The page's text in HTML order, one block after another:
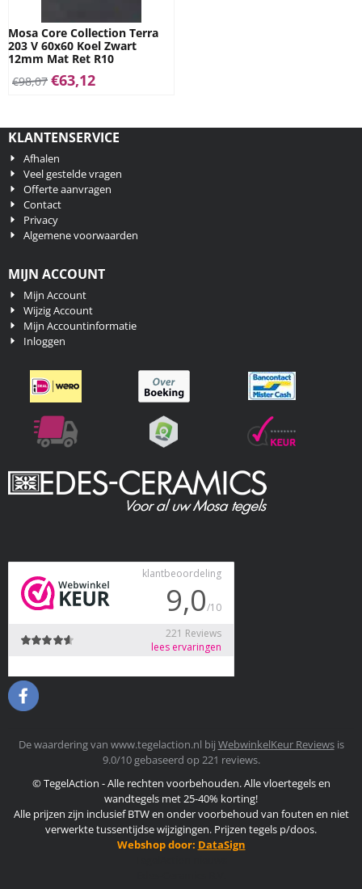
Mosa Core Collection Terra
203 V 60x60 Koel Zwart
12mm Mat Ret R10
€98,07 €63,12
KLANTENSERVICE
Afhalen
Veel gestelde vragen
Offerte aanvragen
Contact
Privacy
Algemene voorwaarden
MIJN ACCOUNT
Mijn Account
Wijzig Account
Mijn Accountinformatie
Inloggen
De waardering van www.tegelaction.nl bij WebwinkelKeur Reviewsis
9.0/10 gebaseerd op 221 reviews.
© TegelAction - Alle rechten voorbehouden. Alle vloertegels en
wandtegels met 25-40% korting!
Alle prijzen zijn inclusief BTW en onder voorbehoud van fouten en niet
verwerkte tussentijdse wijzigingen. Prijzen tegels p/doos.
Webshop door: DataSign